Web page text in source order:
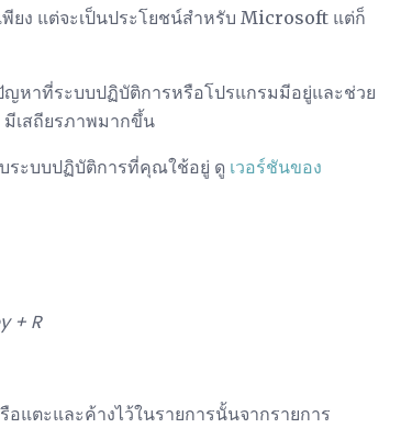
ยง แต่จะเป็นประโยชน์สำหรับ Microsoft แต่ก็
หาที่ระบบปฏิบัติการหรือโปรแกรมมีอยู่และช่วย
เสถียรภาพมากขึ้น
ระบบปฏิบัติการที่คุณใช้อยู่ ดู เวอร์ชันของ
+ R
แตะและค้างไว้ในรายการนั้นจากรายการ